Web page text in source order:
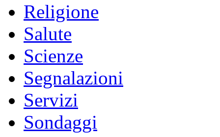
Religione
Salute
Scienze
Segnalazioni
Servizi
Sondaggi